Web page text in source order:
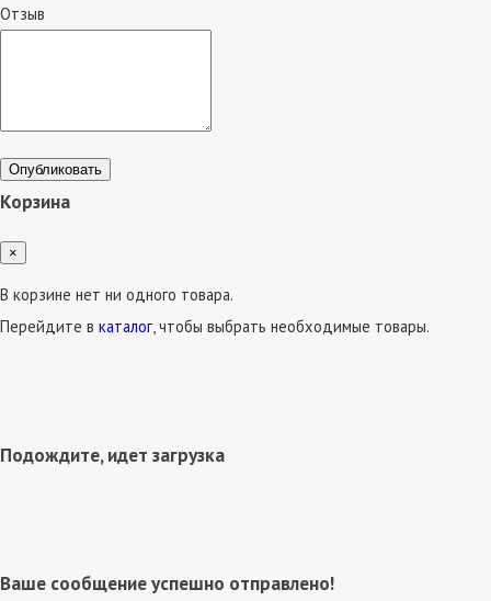
Отзыв
Опубликовать
Корзина
×
В корзине нет ни одного товара.
Перейдите в каталог, чтобы выбрать необходимые товары.
Подождите, идет загрузка
Ваше сообщение успешно отправлено!